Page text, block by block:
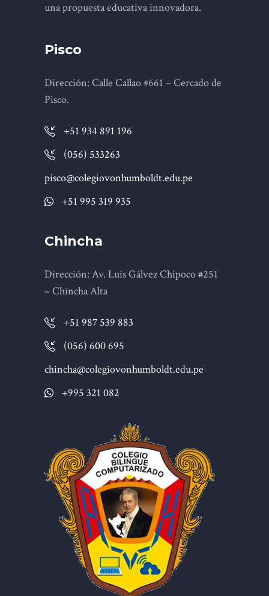
una propuesta educativa innovadora.
Pisco
Dirección: Calle Callao #661 – Cercado de
Pisco.
+51 934 891 196
(056) 533263
pisco@colegiovonhumboldt.edu.pe
+51 995 319 935
Chincha
Dirección: Av. Luis Gálvez Chipoco #251
– Chincha Alta
+51 987 539 883
(056) 600 695
chincha@colegiovonhumboldt.edu.pe
+995 321 082